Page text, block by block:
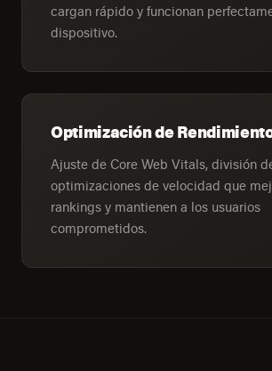
cargan rápido y funcionan
dispositivo.
Optimización de
Ajuste de Core Web Vitals, división
optimizaciones de velocidad que
rankings y mantienen a los usuarios
comprometidos.